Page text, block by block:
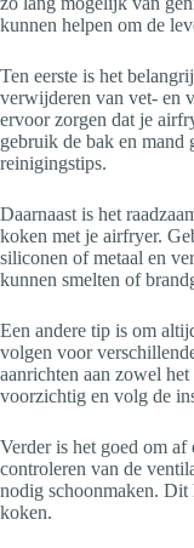
kunnen helpen om de
Ten eerste is het
verwijderen van vet- en
ervoor zorgen dat je
gebruik de bak en mand
reinigingstips.
Daarnaast is het
koken met je airfryer.
siliconen of metaal en
kunnen smelten of
Een andere tip is om
volgen voor
aanrichten aan zowel het
voorzichtig en volg de
Verder is het goed om
controleren van de
nodig schoonmaken. Dit
koken.